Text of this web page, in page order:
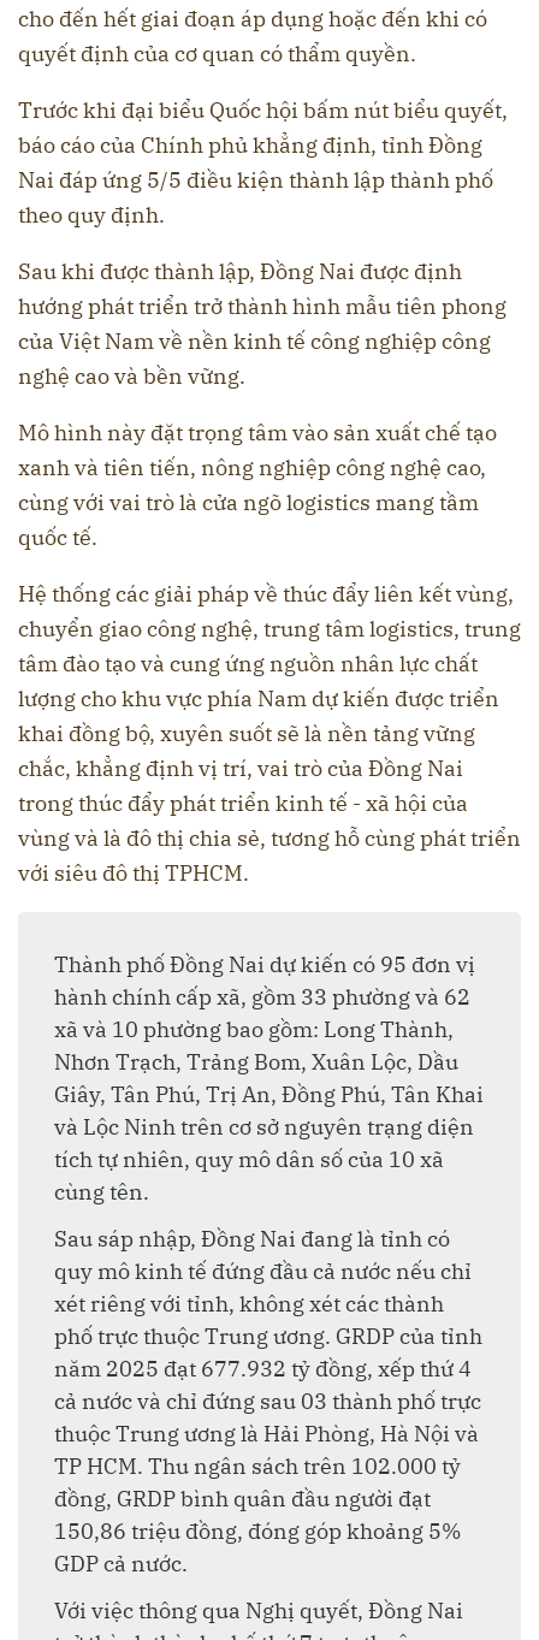
cho đến hết giai đoạn áp dụng hoặc đến khi có
quyết định của cơ quan có thẩm quyền.
Trước khi đại biểu Quốc hội bấm nút biểu quyết,
báo cáo của Chính phủ khẳng định, tỉnh Đồng
Nai đáp ứng 5/5 điều kiện thành lập thành phố
theo quy định.
Sau khi được thành lập, Đồng Nai được định
hướng phát triển trở thành hình mẫu tiên phong
của Việt Nam về nền kinh tế công nghiệp công
nghệ cao và bền vững.
Mô hình này đặt trọng tâm vào sản xuất chế tạo
xanh và tiên tiến, nông nghiệp công nghệ cao,
cùng với vai trò là cửa ngõ logistics mang tầm
quốc tế.
Hệ thống các giải pháp về thúc đẩy liên kết vùng,
chuyển giao công nghệ, trung tâm logistics, trung
tâm đào tạo và cung ứng nguồn nhân lực chất
lượng cho khu vực phía Nam dự kiến được triển
khai đồng bộ, xuyên suốt sẽ là nền tảng vững
chắc, khẳng định vị trí, vai trò của Đồng Nai
trong thúc đẩy phát triển kinh tế - xã hội của
vùng và là đô thị chia sẻ, tương hỗ cùng phát triển
với siêu đô thị TPHCM.
Thành phố Đồng Nai dự kiến có 95 đơn vị
hành chính cấp xã, gồm 33 phường và 62
xã và 10 phường bao gồm: Long Thành,
Nhơn Trạch, Trảng Bom, Xuân Lộc, Dầu
Giây, Tân Phú, Trị An, Đồng Phú, Tân Khai
và Lộc Ninh trên cơ sở nguyên trạng diện
tích tự nhiên, quy mô dân số của 10 xã
cùng tên.
Sau sáp nhập, Đồng Nai đang là tỉnh có
quy mô kinh tế đứng đầu cả nước nếu chỉ
xét riêng với tỉnh, không xét các thành
phố trực thuộc Trung ương. GRDP của tỉnh
năm 2025 đạt 677.932 tỷ đồng, xếp thứ 4
cả nước và chỉ đứng sau 03 thành phố trực
thuộc Trung ương là Hải Phòng, Hà Nội và
TP HCM. Thu ngân sách trên 102.000 tỷ
đồng, GRDP bình quân đầu người đạt
150,86 triệu đồng, đóng góp khoảng 5%
GDP cả nước.
Với việc thông qua Nghị quyết, Đồng Nai